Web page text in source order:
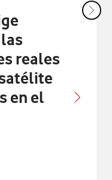
reales
en el